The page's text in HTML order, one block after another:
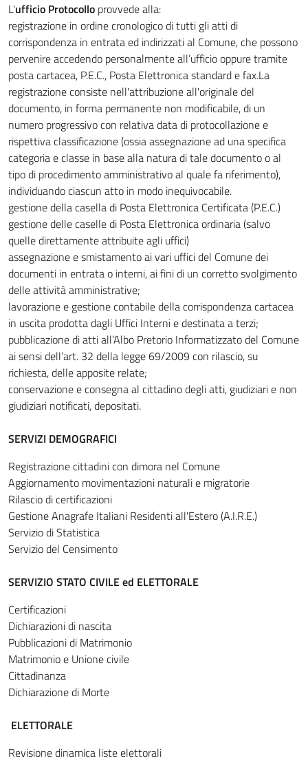
L'ufficio Protocollo provvede alla:
registrazione in ordine cronologico di tutti gli atti di
corrispondenza in entrata ed indirizzati al Comune, che possono
pervenire accedendo personalmente all’ufficio oppure tramite
posta cartacea, P.E.C., Posta Elettronica standard e fax.La
registrazione consiste nell'attribuzione all'originale del
documento, in forma permanente non modificabile, di un
numero progressivo con relativa data di protocollazione e
rispettiva classificazione (ossia assegnazione ad una specifica
categoria e classe in base alla natura di tale documento o al
tipo di procedimento amministrativo al quale fa riferimento),
individuando ciascun atto in modo inequivocabile.
gestione della casella di Posta Elettronica Certificata (P.E.C.)
gestione delle caselle di Posta Elettronica ordinaria (salvo
quelle direttamente attribuite agli uffici)
assegnazione e smistamento ai vari uffici del Comune dei
documenti in entrata o interni, ai fini di un corretto svolgimento
delle attività amministrative;
lavorazione e gestione contabile della corrispondenza cartacea
in uscita prodotta dagli Uffici Interni e destinata a terzi;
pubblicazione di atti all’Albo Pretorio Informatizzato del Comune
ai sensi dell’art. 32 della legge 69/2009 con rilascio, su
richiesta, delle apposite relate;
conservazione e consegna al cittadino degli atti, giudiziari e non
giudiziari notificati, depositati.
SERVIZI DEMOGRAFICI
Registrazione cittadini con dimora nel Comune
Aggiornamento movimentazioni naturali e migratorie
Rilascio di certificazioni
Gestione Anagrafe Italiani Residenti all'Estero (A.I.R.E.)
Servizio di Statistica
Servizio del Censimento
SERVIZIO STATO CIVILE ed ELETTORALE
Certificazioni
Dichiarazioni di nascita
Pubblicazioni di Matrimonio
Matrimonio e Unione civile
Cittadinanza
Dichiarazione di Morte
ELETTORALE
Revisione dinamica liste elettorali